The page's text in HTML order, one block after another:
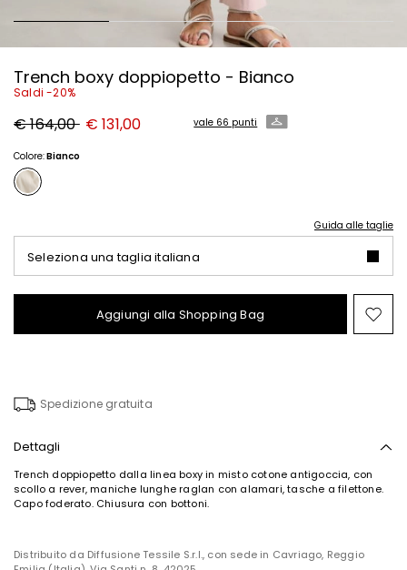
Trench boxy doppiopetto - Bianco
Saldi -20%
Prezzo
originale
164,00
€ 164,00 Nuovo
prezzo
€ 131,00 vale 66 punti
Colore:Bianco
Guida alle taglie
Seleziona una taglia italiana
Aggiungi alla Shopping Bag
Spedizione gratuita
Dettagli
Trench doppiopetto dalla linea boxy in misto cotone antigoccia, con
scollo a rever, maniche lunghe raglan con alamari, tasche a filettone.
Capo foderato. Chiusura con bottoni.
Distribuito da Diffusione Tessile S.r.l., con sede in Cavriago, Reggio